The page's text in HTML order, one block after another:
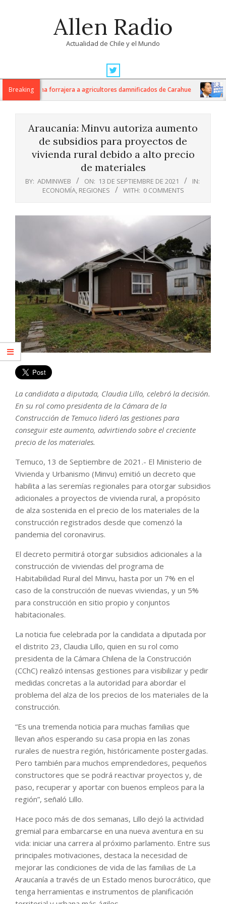
Allen Radio
Actualidad de Chile y el Mundo
Navigation
MenuBreaking
de avena forrajera a agricultores damnificados de Carahue
Araucanía: Minvu autoriza aumento
de subsidios para proyectos de
vivienda rural debido a alto precio
de materiales
BY: ADMINWEB ON: 13 DE SEPTIEMBRE DE 2021
IN:
ECONOMÍA, REGIONES WITH: 0 COMMENTS
La candidata a diputada, Claudia Lillo, celebró la decisión.
En su rol como presidenta de la Cámara de la
Construcción de Temuco lideró las gestiones para
conseguir este aumento, advirtiendo sobre el creciente
precio de los materiales.
Temuco, 13 de Septiembre de 2021.- El Ministerio de
Vivienda y Urbanismo (Minvu) emitió un decreto que
habilita a las seremías regionales para otorgar subsidios
adicionales a proyectos de vivienda rural, a propósito
de alza sostenida en el precio de los materiales de la
construcción registrados desde que comenzó la
pandemia del coronavirus.
El decreto permitirá otorgar subsidios adicionales a la
construcción de viviendas del programa de
Habitabilidad Rural del Minvu, hasta por un 7% en el
caso de la construcción de nuevas viviendas, y un 5%
para construcción en sitio propio y conjuntos
habitacionales.
La noticia fue celebrada por la candidata a diputada por
el distrito 23, Claudia Lillo, quien en su rol como
presidenta de la Cámara Chilena de la Construcción
(CChC) realizó intensas gestiones para visibilizar y pedir
medidas concretas a la autoridad para abordar el
problema del alza de los precios de los materiales de la
construcción.
“Es una tremenda noticia para muchas familias que
llevan años esperando su casa propia en las zonas
rurales de nuestra región, históricamente postergadas.
Pero también para muchos emprendedores, pequeños
constructores que se podrá reactivar proyectos y, de
paso, recuperar y aportar con buenos empleos para la
región”, señaló Lillo.
Hace poco más de dos semanas, Lillo dejó la actividad
gremial para embarcarse en una nueva aventura en su
vida: iniciar una carrera al próximo parlamento. Entre sus
principales motivaciones, destaca la necesidad de
mejorar las condiciones de vida de las familias de La
Araucanía a través de un Estado menos burocrático, que
tenga herramientas e instrumentos de planificación